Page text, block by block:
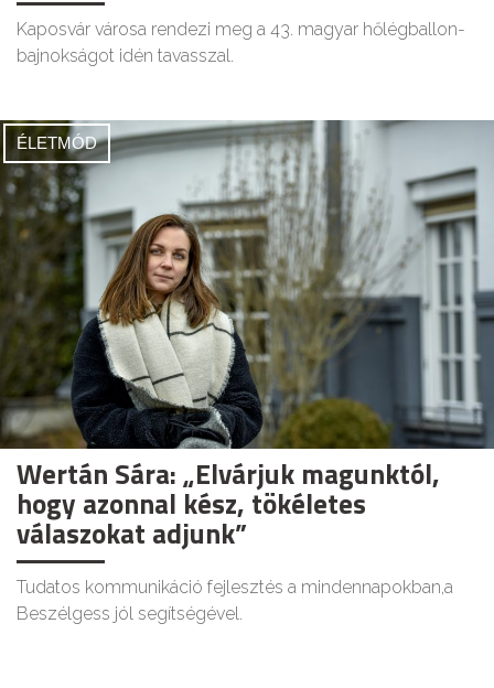
Kaposvár városa rendezi meg a 43. magyar hőlégballon-
bajnokságot idén tavasszal.
ÉLETMÓD
Wertán Sára: „Elvárjuk magunktól,
hogy azonnal kész, tökéletes
válaszokat adjunk”
Tudatos kommunikáció fejlesztés a mindennapokban,a
Beszélgess jól segítségével.